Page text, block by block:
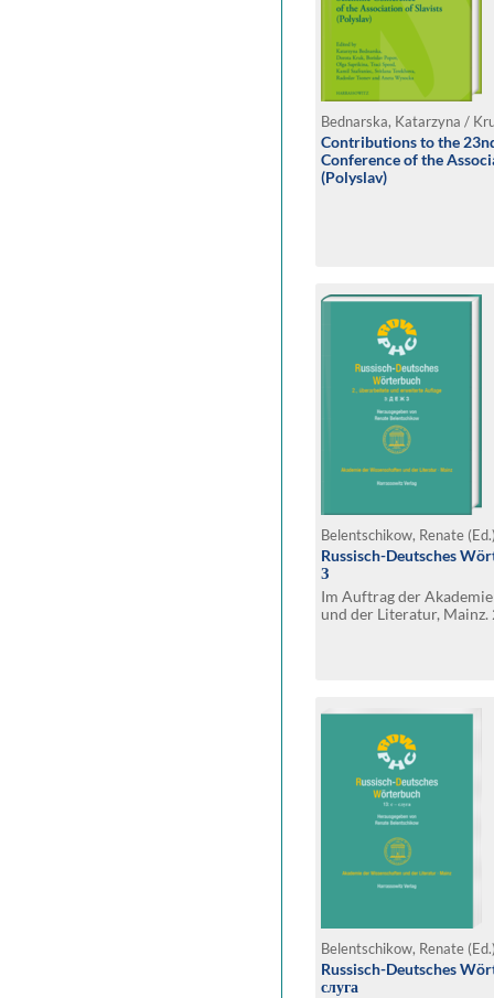
Contributions to the
Conference of the
(Polyslav)
Belentschikow, Renate
Russisch-Deutsches
З
Im Auftrag der
und der Literatur,
Belentschikow, Renate
Russisch-Deutsches
слуга